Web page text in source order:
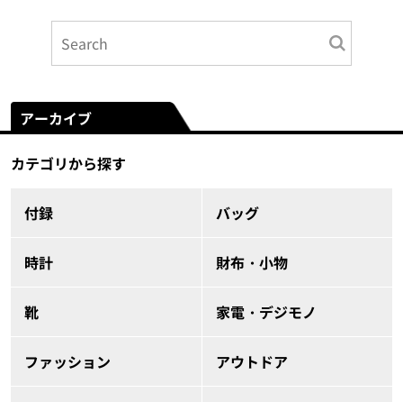
アーカイブ
カテゴリから探す
付録 バッグ
時計 財布・小物
靴 家電・デジモノ
ファッション アウトドア